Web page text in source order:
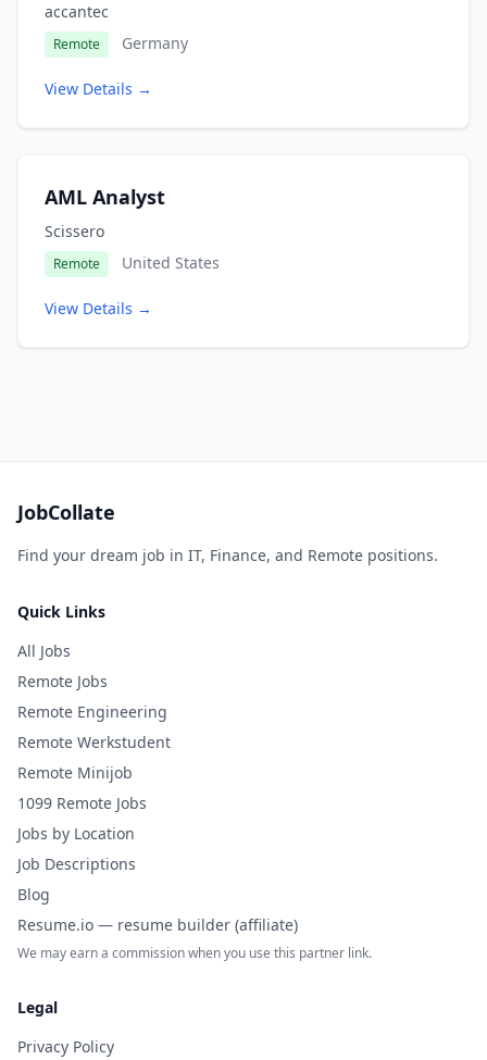
accantec
Remote Germany
View Details →
AML Analyst
Scissero
Remote United States
View Details →
JobCollate
Find your dream job in IT, Finance, and Remote positions.
Quick Links
All Jobs
Remote Jobs
Remote Engineering
Remote Werkstudent
Remote Minijob
1099 Remote Jobs
Jobs by Location
Job Descriptions
Blog
Resume.io — resume builder (affiliate)
We may earn a commission when you use this partner link.
Legal
Privacy Policy